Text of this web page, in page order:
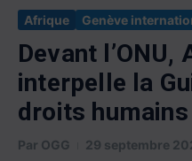
Afrique Genève
Devant l’ONU,
interpelle la
droits humains
Par OGG 29 septembre